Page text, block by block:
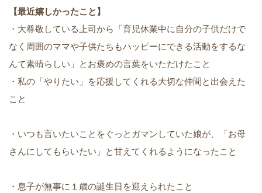
【最近嬉しかったこと】
・大尊敬している上司から「育児休業中に自分の子供だけで
なく周囲のママや子供たちもハッピーにできる活動をするな
んて素晴らしい」とお褒めの言葉をいただけたこと
・私の「やりたい」を応援してくれる大切な仲間と出会えた
こと
・いつも言いたいことをぐっとガマンしていた娘が、「お母
さんにしてもらいたい」と甘えてくれるようになったこと
・息子が無事に１歳の誕生日を迎えられたこと